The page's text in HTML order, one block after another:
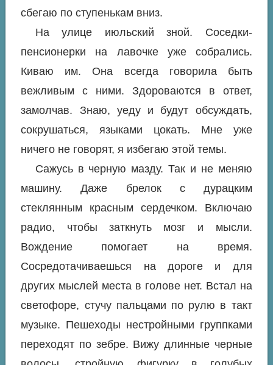
сбегаю по ступенькам вниз.
На улице июльский зной. Соседки-
пенсионерки на лавочке уже собрались.
Киваю им. Она всегда говорила быть
вежливым с ними. Здороваются в ответ,
замолчав. Знаю, уеду и будут обсуждать,
сокрушаться, языками цокать. Мне уже
ничего не говорят, я избегаю этой темы.
Сажусь в черную мазду. Так и не меняю
машину. Даже брелок с дурацким
стеклянным красным сердечком. Включаю
радио, чтобы заткнуть мозг и мысли.
Вождение помогает на время.
Сосредотачиваешься на дороге и для
других мыслей места в голове нет. Встал на
светофоре, стучу пальцами по рулю в такт
музыке. Пешеходы нестройными группками
переходят по зебре. Вижу длинные черные